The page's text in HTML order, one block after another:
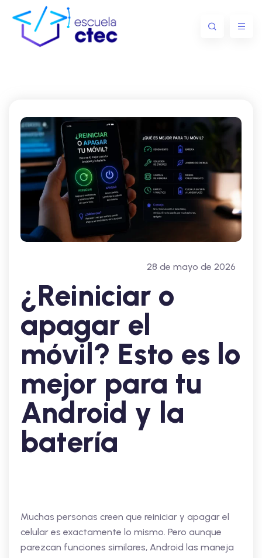
28 de mayo de 2026
¿Reiniciar o
apagar el
móvil? Esto es lo
mejor para tu
Android y la
batería
Muchas personas creen que reiniciar y apagar el
celular es exactamente lo mismo. Pero aunque
parezcan funciones similares, Android las maneja